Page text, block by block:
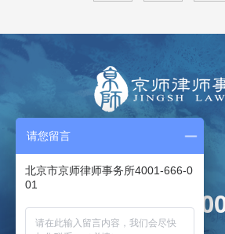
全国免费咨询热线：
4001-666-
请您留言
北京市京师律师事务所4001-666-0
01